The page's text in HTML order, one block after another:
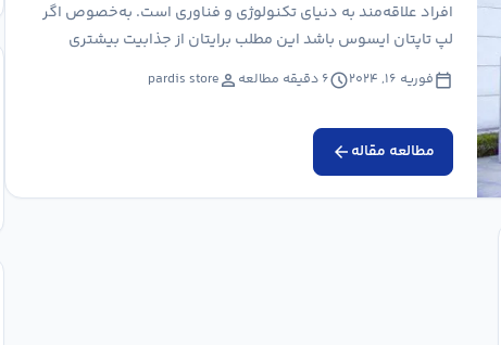
افراد علاقه‌مند به دنیای تکنولوژی و فناوری است. به‌خصوص اگر
لپ‌ تاپتان ایسوس باشد این مطلب برایتان از جذابیت بیشتری
برخوردار خواهد…
calendar_todayفوریه ۱۶, ۲۰۲۴ schedule۶ دقیقه مطالعه person
pardis store
مطالعه مقالهarrow_back